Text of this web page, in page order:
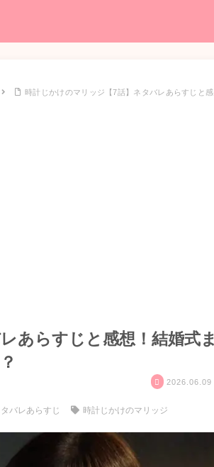
時計じかけのマリッジ【7話】ネタバレあらすじと感
あらすじと感想！結婚式ま
2026.06.09
バレあらすじ 時計じかけのマリッジ